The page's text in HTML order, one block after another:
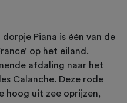
Piana is één van de
op het eiland.
afdaling naar het
Calanche. Deze rode
hoog uit zee oprijzen,